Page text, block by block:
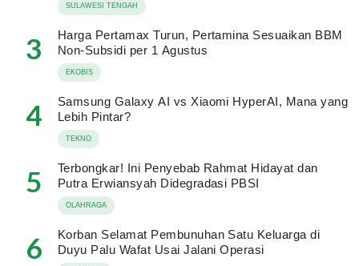
SULAWESI TENGAH
3
Harga Pertamax Turun, Pertamina Sesuaikan BBM
Non-Subsidi per 1 Agustus
EKOBIS
4
Samsung Galaxy AI vs Xiaomi HyperAI, Mana yang
Lebih Pintar?
TEKNO
5
Terbongkar! Ini Penyebab Rahmat Hidayat dan
Putra Erwiansyah Didegradasi PBSI
OLAHRAGA
6
Korban Selamat Pembunuhan Satu Keluarga di
Duyu Palu Wafat Usai Jalani Operasi